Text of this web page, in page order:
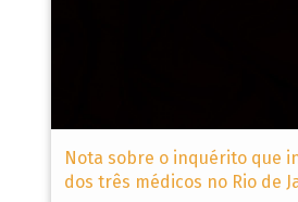
Nota sobre o inquérito que
dos três médicos no Rio de